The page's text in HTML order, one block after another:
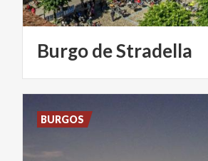
BurgodeStradella
BURGOS